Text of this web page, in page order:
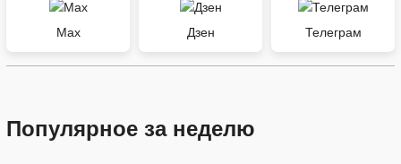
Max Дзен Телеграм
Популярное за неделю